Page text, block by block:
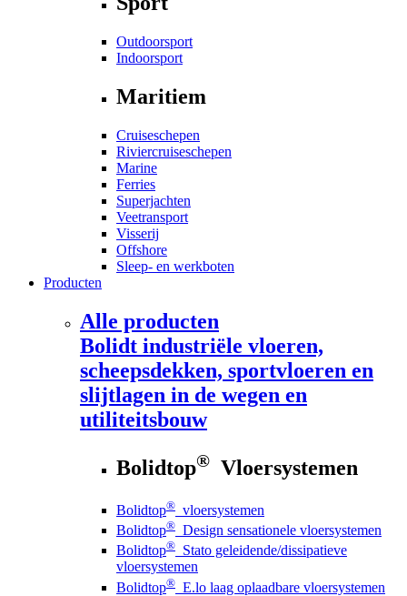
Outdoorsport
Indoorsport
Maritiem
Cruiseschepen
Riviercruiseschepen
Marine
Ferries
Superjachten
Veetransport
Visserij
Offshore
Sleep- en werkboten
Producten
Alle producten
Bolidt industriële vloeren,
scheepsdekken, sportvloeren en
slijtlagen in de wegen en
utiliteitsbouw
Bolidtop® Vloersystemen
Bolidtop® vloersystemen
Bolidtop® Design sensationele vloersystemen
Bolidtop® Stato geleidende/dissipatieve
vloersystemen
Bolidtop® E.lo laag oplaadbare vloersystemen